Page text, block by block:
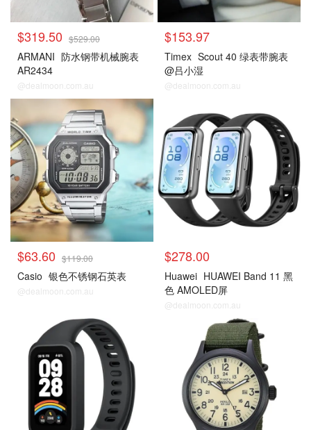
$319.50 $529.00
ARMANI 防水钢带机械腕表
AR2434
@dealmoon.com.au
$153.97
Timex Scout 40 绿表带腕表
@吕小湿
@dealmoon.com.au
$63.60 $119.00
Casio 银色不锈钢石英表
@dealmoon.com.au
$278.00
Huawei HUAWEI Band 11 黑
色 AMOLED屏
@dealmoon.com.au